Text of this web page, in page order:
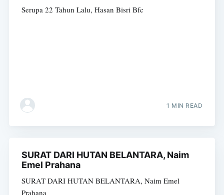
Serupa 22 Tahun Lalu, Hasan Bisri Bfc
1 MIN READ
SURAT DARI HUTAN BELANTARA, Naim
Emel Prahana
SURAT DARI HUTAN BELANTARA, Naim Emel
Prahana